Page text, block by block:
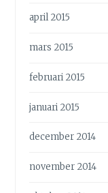
april 2015
mars 2015
februari 2015
januari 2015
december 2014
november 2014